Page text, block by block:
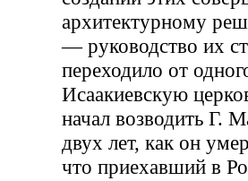
архитектурному
— руководство их
переходило от
Исаакиевскую
начал возводить Г.
двух лет, как он
что приехавший в